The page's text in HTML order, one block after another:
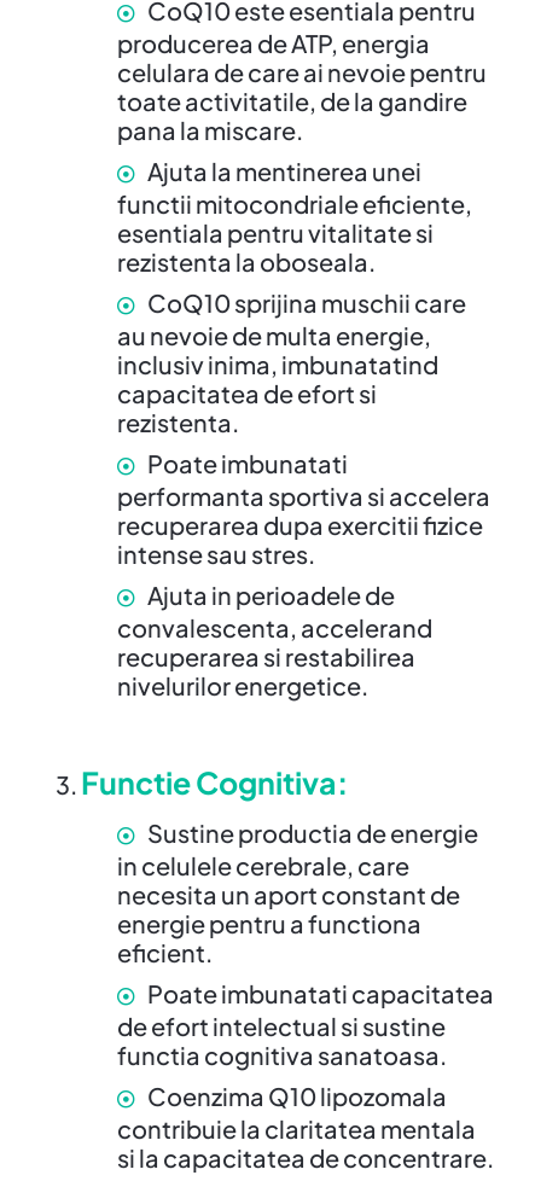
CoQ10 este esentiala pentru
producerea de ATP, energia
celulara de care ai nevoie pentru
toate activitatile, de la gandire
pana la miscare.
Ajuta la mentinerea unei
functii mitocondriale eficiente,
esentiala pentru vitalitate si
rezistenta la oboseala.
CoQ10 sprijina muschii care
au nevoie de multa energie,
inclusiv inima, imbunatatind
capacitatea de efort si
rezistenta.
Poate imbunatati
performanta sportiva si accelera
recuperarea dupa exercitii fizice
intense sau stres.
Ajuta in perioadele de
convalescenta, accelerand
recuperarea si restabilirea
nivelurilor energetice.
Functie Cognitiva:
Sustine productia de energie
in celulele cerebrale, care
necesita un aport constant de
energie pentru a functiona
eficient.
Poate imbunatati capacitatea
de efort intelectual si sustine
functia cognitiva sanatoasa.
Coenzima Q10 lipozomala
contribuie la claritatea mentala
si la capacitatea de concentrare.